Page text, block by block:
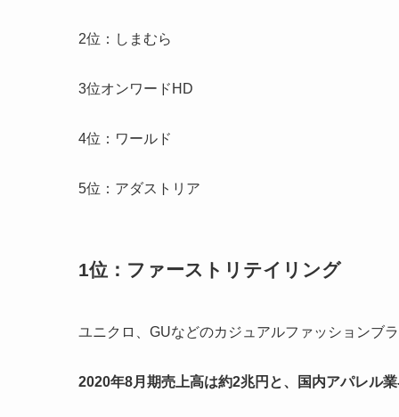
2位：しまむら
3位オンワードHD
4位：ワールド
5位：アダストリア
1位：ファーストリテイリング
ユニクロ、GUなどのカジュアルファッションブ
2020年8月期売上高は約2兆円と、国内アパレル